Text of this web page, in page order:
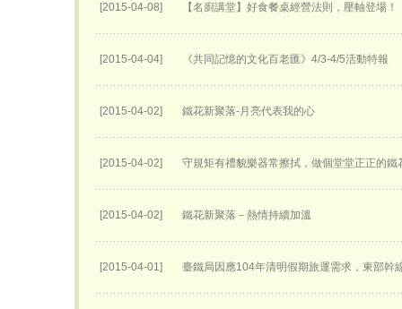
[2015-04-08] 【名廚講堂】好食餐桌經營法則，壓軸登場！
[2015-04-04] 《共同記憶的文化百老匯》4/3-4/5活動特報
[2015-04-02] 鐵花新聚落-月亮代表我的心
[2015-04-02] 守規矩有禮貌樂器常擦拭，做個堂堂正正的鐵
[2015-04-02] 鐵花新聚落－熱情持續加溫
[2015-04-01] 臺鐵局因應104年清明假期旅運需求，東部幹